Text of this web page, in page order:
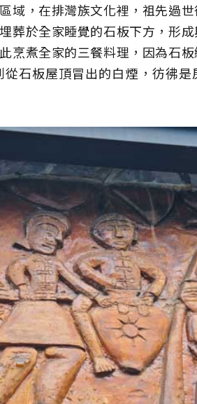
域，在排灣族文化裡，祖先過
葬於全家睡覺的石板下方，形
烹煮全家的三餐料理，因為石
石板屋頂冒出的白煙，彷彿